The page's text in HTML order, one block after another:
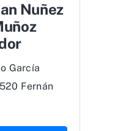
Nuñez
García
Fernán